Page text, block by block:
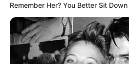
Schloss gehörende
Teil in einen großzügigen
in dem sogar ein
Informationen unter
Superfly Air Sports Moers -
Remember Her? You Better Sit